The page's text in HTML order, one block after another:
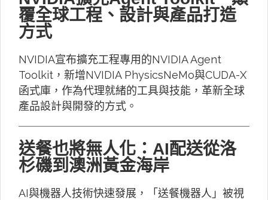
覆全球工程、設計與產品打造
方式
NVIDIA宣布擴充工程專用的NVIDIA Agent
Toolkit，新增NVIDIA PhysicsNeMo與CUDA-X
函式庫，作為代理就緒的工具與技能，革新全球
產品設計與開發的方式。
送餐也將無人化：AI配送從洛
杉磯到澳洲黃金海岸
AI與機器人技術快速發展，「送餐機器人」被視